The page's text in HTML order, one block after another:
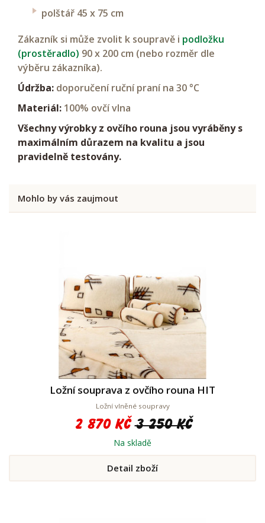
polštář 45 x 75 cm
Zákazník si může zvolit k soupravě i podložku
(prostěradlo) 90 x 200 cm (nebo rozměr dle
výběru zákazníka).
Údržba: doporučení ruční praní na 30 °C
Materiál: 100% ovčí vlna
Všechny výrobky z ovčího rouna jsou vyráběny s
maximálním důrazem na kvalitu a jsou
pravidelně testovány.
Mohlo by vás zaujmout
Ložní souprava z ovčího rouna HIT
Ložní vlněné soupravy
2 870 Kč 3 250 Kč
Na skladě
Detail zboží